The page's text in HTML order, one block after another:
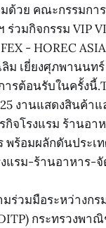
ด้วย คณะกรรมกา
วมกิจกรรม VIP
- HOREC
ม เยี่ยงศุภพานนท
รต้อนรับในครั้งนี้
งานแสดงสินค้า
กิจโรงแรม ร้านอา
พร้อมผลักดันประ
แรม-ร้านอาหาร-จั
ร่วมมือระหว่างกร
กระทรวงพา